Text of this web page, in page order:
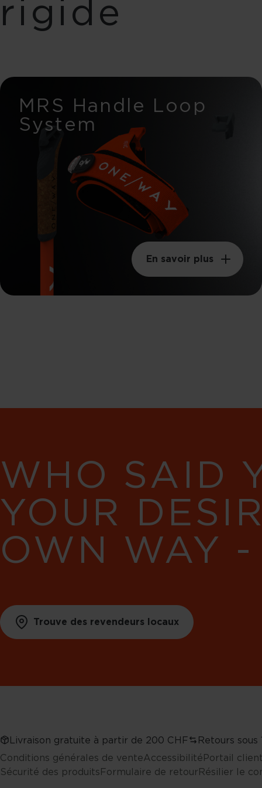
Poids swing
rigide
MRS Handle Loop
System
En savoir plus
WHO SAID
YOUR
OWN WAY
Trouve des revendeurs locaux
Livraison gratuite à partir de 200 CHF Retours sous
Conditions générales de venteAccessibilitéPortail
Sécurité des produitsFormulaire de retourRésilier le